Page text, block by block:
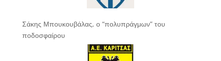
Σάκης Μπουκουβάλας, ο “πολυπράγμων” του
ποδοσφαίρου